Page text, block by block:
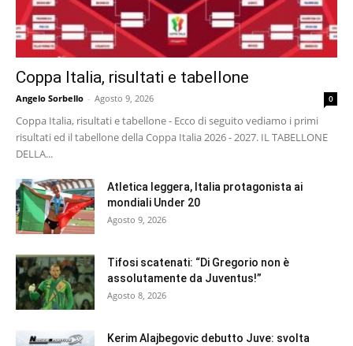
Coppa Italia, risultati e tabellone
Angelo Sorbello - Agosto 9, 2026 0
Coppa Italia, risultati e tabellone - Ecco di seguito vediamo i primi
risultati ed il tabellone della Coppa Italia 2026 - 2027. IL TABELLONE
DELLA...
Atletica leggera, Italia protagonista ai
mondiali Under 20
Agosto 9, 2026
Tifosi scatenati: “Di Gregorio non è
assolutamente da Juventus!”
Agosto 8, 2026
Kerim Alajbegovic debutto Juve: svolta